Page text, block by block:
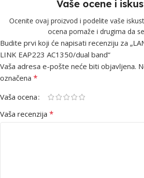
Vaše ocene i
Ocenite ovaj proizvod i podelite vaše
ocena pomaže i drugima da
Budite prvi koji će napisati recenziju za
LINK EAP223 AC1350/dual band“
Vaša adresa e-pošte neće biti objavljena.
označena *
Vaša ocena
Vaša recenzija *